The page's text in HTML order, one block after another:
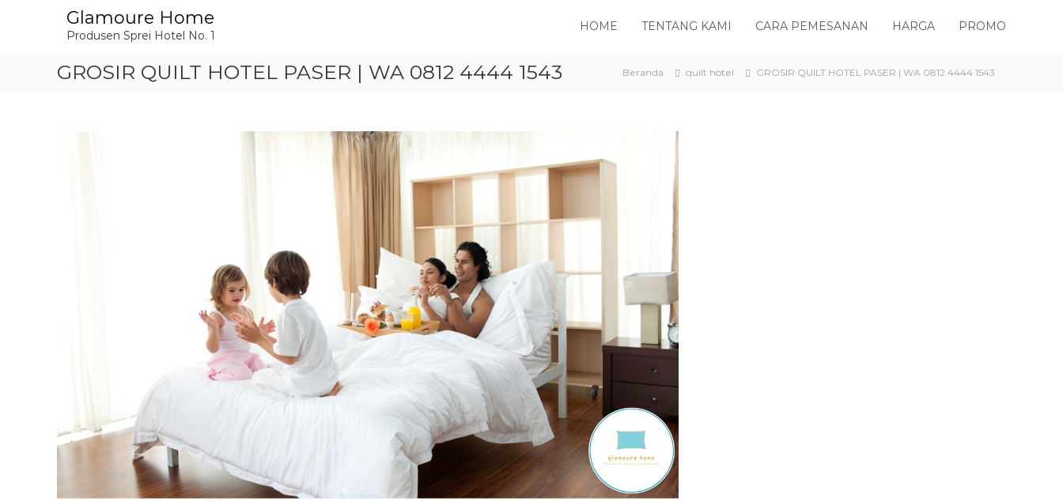
Glamoure Home
Produsen Sprei Hotel No. 1
HOME TENTANG KAMI CARA PEMESANAN HARGA PROMO
GROSIR QUILT HOTEL PASER | WA 0812 4444 1543 Beranda quilt hotel GROSIR QUILT HOTEL PASER | WA 0812 4444 1543